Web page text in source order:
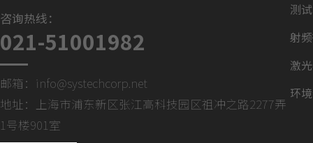
咨询热线：
021-51001982
邮箱： info@systechcorp.net
地址：上海市浦东新区张江高科技园区祖冲之路2277弄
1号楼901室
测
射
激
环